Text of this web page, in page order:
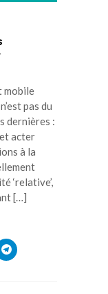
pas du
dernières :
acter
à la
‘relative’,
[…]
Cliquez
pour